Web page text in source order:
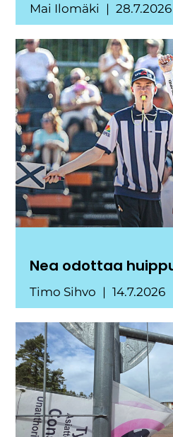
Mai Ilomäki 28.7.2026
Nea odottaa
Timo Sihvo 14.7.2026